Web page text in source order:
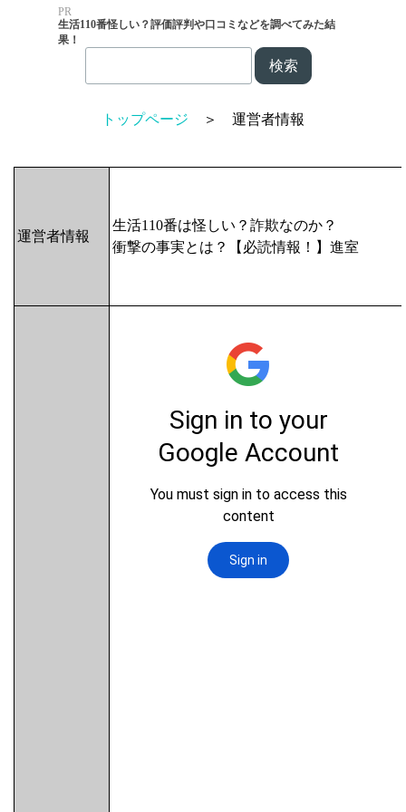
生活110番怪しい？評価評判や口コミなどを調べてみた結
果！
検索
PR
トップページ ＞ 運営者情報
運営者情報
生活110番は怪しい？詐欺なのか？
衝撃の事実とは？【必読情報！】 進室